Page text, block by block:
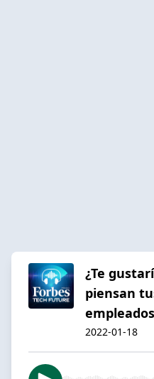
¿Te
piensan
2022-01-18